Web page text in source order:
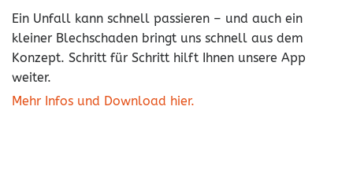
Ein Unfall kann schnell passieren – und auch ein
kleiner Blechschaden bringt uns schnell aus dem
Konzept. Schritt für Schritt hilft Ihnen unsere App
weiter.
Mehr Infos und Download hier.